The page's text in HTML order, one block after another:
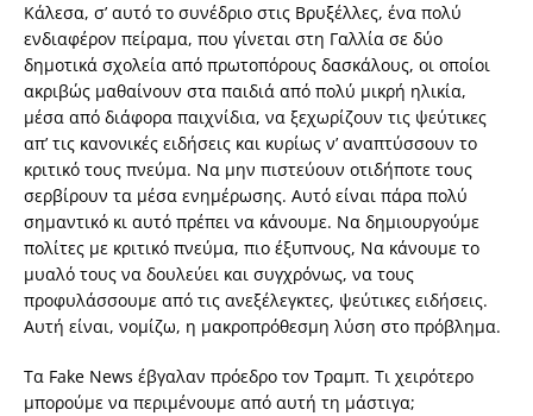
Κάλεσα, σ’ αυτό το συνέδριο στις Βρυξέλλες, ένα πολύ
ενδιαφέρον πείραμα, που γίνεται στη Γαλλία σε δύο
δημοτικά σχολεία από πρωτοπόρους δασκάλους, οι οποίοι
ακριβώς μαθαίνουν στα παιδιά από πολύ μικρή ηλικία,
μέσα από διάφορα παιχνίδια, να ξεχωρίζουν τις ψεύτικες
απ’ τις κανονικές ειδήσεις και κυρίως ν’ αναπτύσσουν το
κριτικό τους πνεύμα. Να μην πιστεύουν οτιδήποτε τους
σερβίρουν τα μέσα ενημέρωσης. Αυτό είναι πάρα πολύ
σημαντικό κι αυτό πρέπει να κάνουμε. Να δημιουργούμε
πολίτες με κριτικό πνεύμα, πιο έξυπνους, Να κάνουμε το
μυαλό τους να δουλεύει και συγχρόνως, να τους
προφυλάσσουμε από τις ανεξέλεγκτες, ψεύτικες ειδήσεις.
Αυτή είναι, νομίζω, η μακροπρόθεσμη λύση στο πρόβλημα.
Τα Fake News έβγαλαν πρόεδρο τον Τραμπ. Τι χειρότερο
μπορούμε να περιμένουμε από αυτή τη μάστιγα;